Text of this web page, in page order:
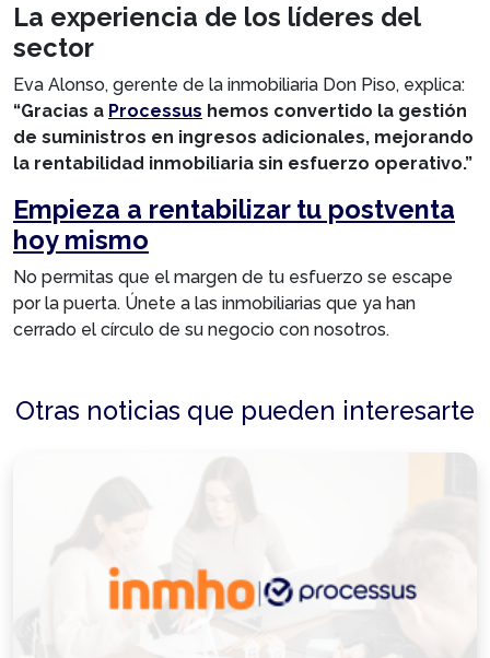
La experiencia de los líderes del
sector
Eva Alonso, gerente de la inmobiliaria Don Piso, explica:
“Gracias a Processus hemos convertido la gestión
de suministros en ingresos adicionales, mejorando
la rentabilidad inmobiliaria sin esfuerzo operativo.”
Empieza a rentabilizar tu postventa
hoy mismo
No permitas que el margen de tu esfuerzo se escape
por la puerta. Únete a las inmobiliarias que ya han
cerrado el círculo de su negocio con nosotros.
Otras noticias que pueden interesarte